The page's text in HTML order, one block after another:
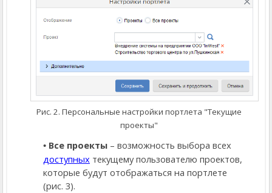
Рис. 2. Персональные настройки портлета "Текущие
проекты"
Все проекты – возможность выбора всех
доступных текущему пользователю проектов,
которые будут отображаться на портлете
(рис. 3).